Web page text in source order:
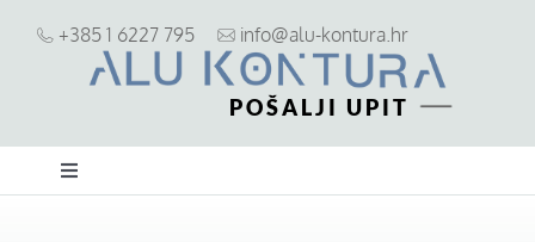
+385 1 6227 795 info@alu-kontura.hr
POŠALJI UPIT
Toggle